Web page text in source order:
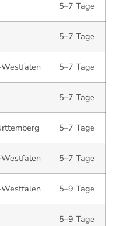
5–7 Tage
5–7 Tage
5–7 Tage
5–7 Tage
5–7 Tage
5–7 Tage
5–9 Tage
5–9 Tage